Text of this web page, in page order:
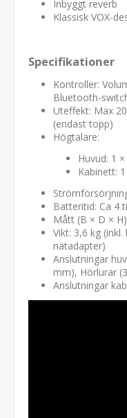
Inbyggt reverb
Klassisk VOX-
Specifikationer
Kontroller:
Bluetooth-
Uteffekt: Max
(endast topp)
Högtalare:
Huvud: 1
Kabinett:
Batteritid: Ca 4
Mått (B × D ×
Vikt: 3,6 kg
nätadapter)
Anslutningar
mm), Hörlurar
Anslutningar